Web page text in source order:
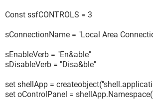
Const ssfCONTROLS = 3
sConnectionName = "Local Area
sEnableVerb = "En&able"
sDisableVerb = "Disa&ble"
set shellApp =
set oControlPanel =